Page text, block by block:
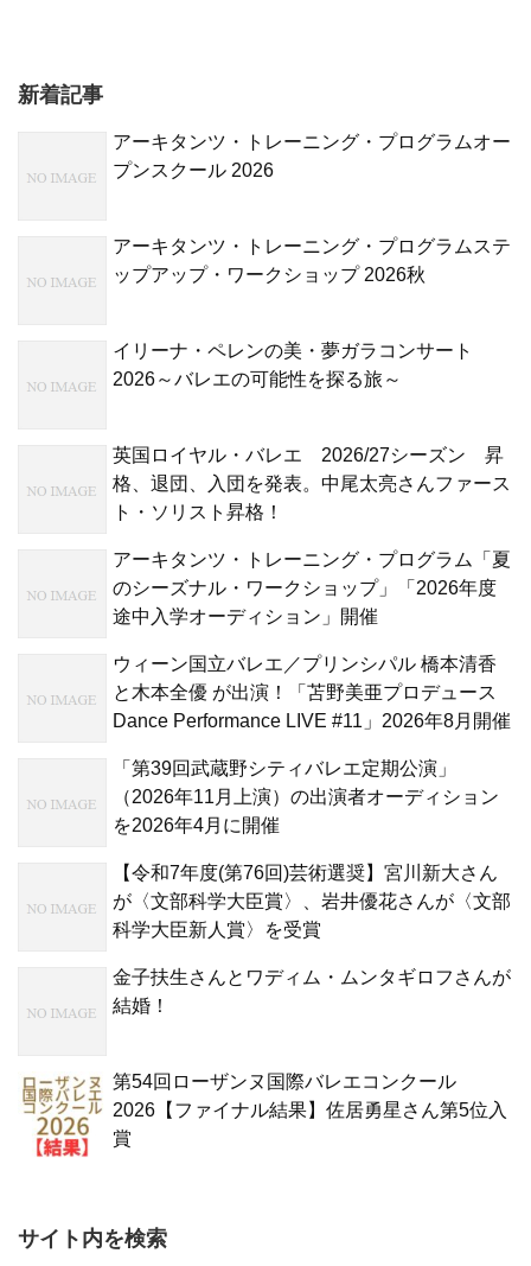
新着記事
アーキタンツ・トレーニング・プログラムオー
プンスクール 2026
アーキタンツ・トレーニング・プログラムステ
ップアップ・ワークショップ 2026秋
イリーナ・ペレンの美・夢ガラコンサート
2026～バレエの可能性を探る旅～
英国ロイヤル・バレエ 2026/27シーズン 昇
格、退団、入団を発表。中尾太亮さんファース
ト・ソリスト昇格！
アーキタンツ・トレーニング・プログラム「夏
のシーズナル・ワークショップ」「2026年度
途中入学オーディション」開催
ウィーン国立バレエ／プリンシパル 橋本清香
と木本全優 が出演！「苫野美亜プロデュース
Dance Performance LIVE #11」2026年8月開催
「第39回武蔵野シティバレエ定期公演」
（2026年11月上演）の出演者オーディション
を2026年4月に開催
【令和7年度(第76回)芸術選奨】宮川新大さん
が〈文部科学大臣賞〉、岩井優花さんが〈文部
科学大臣新人賞〉を受賞
金子扶生さんとワディム・ムンタギロフさんが
結婚！
第54回ローザンヌ国際バレエコンクール
2026【ファイナル結果】佐居勇星さん第5位入
賞
サイト内を検索